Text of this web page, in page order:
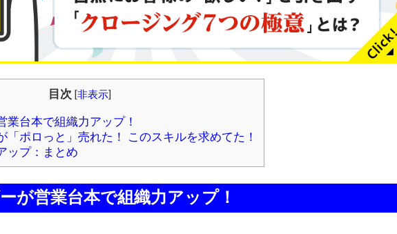
目次 [非表示]
業台本で組織力アップ！
「ポロっと」売れた！ このスキルを求めてた！
ップ：まとめ
が営業台本で組織力アップ！